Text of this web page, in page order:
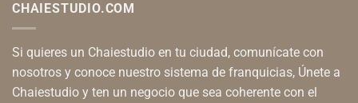
CHAIESTUDIO.COM
Si quieres un Chaiestudio en tu ciudad, comunícate con
nosotros y conoce nuestro sistema de franquicias, Únete a
Chaiestudio y ten un negocio que sea coherente con el